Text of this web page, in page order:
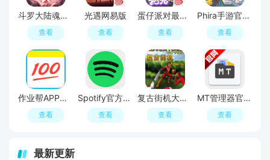
斗罗大陆魂师对决官服
查看
光遇网易版
查看
蛋仔派对最新版
查看
Phira手游官方安卓版
查看
作业帮APP官方免费版
查看
Spotify官方正版app
查看
复古街机大冒险:复刻版
查看
MT管理器官方正版
查看
最新更新